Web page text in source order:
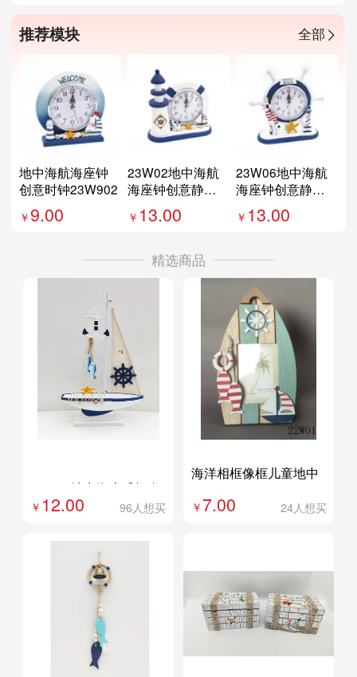
推荐模块 全部
地中海航海座钟
创意时钟23W902
9.00
23W02地中海航
海座钟创意静音
时钟
13.00
23W06地中海航
海座钟创意静音
时钟
13.00
精选商品
23W28地中海木质帆布
小船模型摆件创意网店
12.00 96人想买
海洋相框像框儿童地中
品22W01
7.00 24人想买